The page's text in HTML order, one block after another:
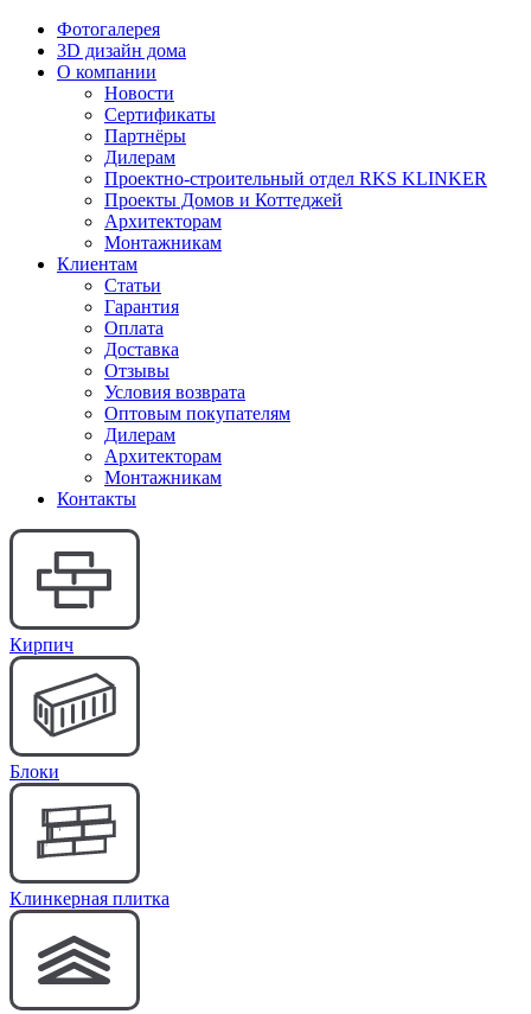
Фотогалерея
3D дизайн дома
О компании
Новости
Сертификаты
Партнёры
Дилерам
Проектно-строительный отдел RKS KLINKER
Проекты Домов и Коттеджей
Архитекторам
Монтажникам
Клиентам
Статьи
Гарантия
Оплата
Доставка
Отзывы
Условия возврата
Оптовым покупателям
Дилерам
Архитекторам
Монтажникам
Контакты
Кирпич
Блоки
Клинкерная плитка